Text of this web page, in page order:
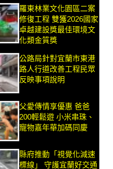
羅東林業文化園區二案
修復工程 雙獲2026國家
卓越建設獎最佳環境文
化類金質獎
公路局針對宜蘭市東港
路人行道改善工程民眾
反映事項說明
父愛傳情享優惠 爸爸
200輕鬆遊 小米串珠、
寵物嘉年華加碼同慶
縣府推動「視覺化減速
標線」 守護宜蘭好交通